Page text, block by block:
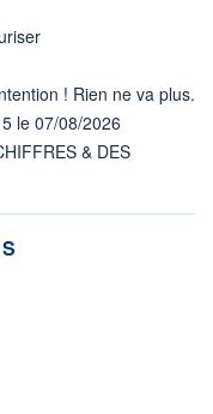
! Rien ne va plus.
le 07/08/2026
& DES